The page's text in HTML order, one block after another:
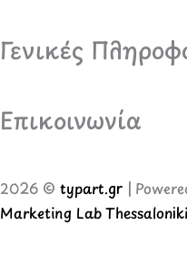
Γενικές
Επικοινωνία
2026 © typart.gr |
Marketing Lab Thessaloniki